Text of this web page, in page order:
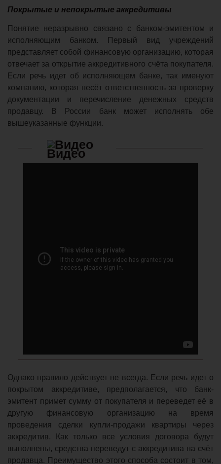
Покрытые и непокрытые аккредитивы
Понятие неразрывно связано с банком-эмитентом и
исполняющим банком. Первый вид учреждений
представляет собой финансовую организацию, которая
отвечает за открытие аккредитивного счёта покупателя.
Если речь идет об исполняющем банке, так именуют
компанию, которая несёт ответственность за проверку
документации и перечисление денежных средств
продавцу. В России банк может исполнять обе
вышеуказанные функции.
Видео
Однако правило действует не всегда. Если речь идет о
покрытом аккредитиве, предполагается, что банк-
эмитент примет сумму от покупателя и переведет её в
другую финансовую организацию на время
проведения сделки купли-продажи квартиры через
аккредитив. Как только все условия договора будут
выполнены, средства переведут с аккредитива на счёт
продавца. Преимущество этого способа состоит в том,